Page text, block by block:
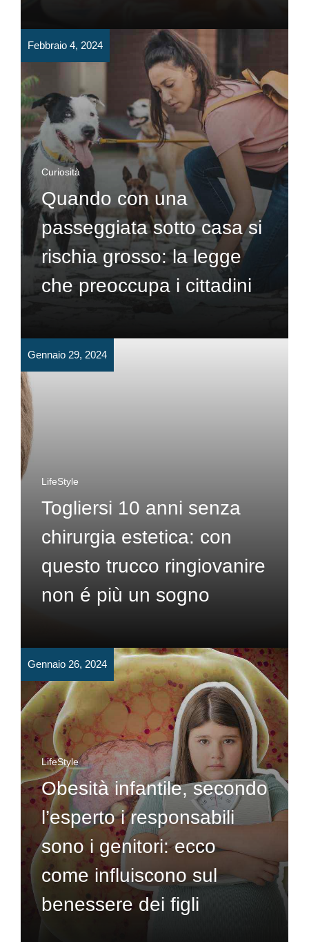
Febbraio 4, 2024
Curiosità
Quando con una
passeggiata sotto casa si
rischia grosso: la legge
che preoccupa i cittadini
Gennaio 29, 2024
LifeStyle
Togliersi 10 anni senza
chirurgia estetica: con
questo trucco ringiovanire
non é più un sogno
Gennaio 26, 2024
LifeStyle
Obesità infantile, secondo
l’esperto i responsabili
sono i genitori: ecco
come influiscono sul
benessere dei figli